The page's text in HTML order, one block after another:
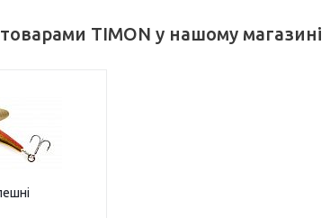
TIMON у нашому магазині